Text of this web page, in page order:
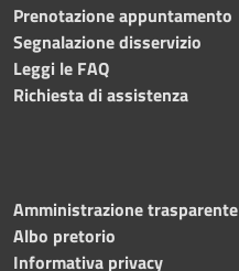
Prenotazione appuntamento
Segnalazione disservizio
Leggi le FAQ
Richiesta di assistenza
Amministrazione trasparente
Albo pretorio
Informativa privacy